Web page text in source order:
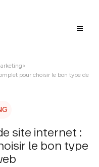
>
pour choisir le bon type de
site internet :
le bon type